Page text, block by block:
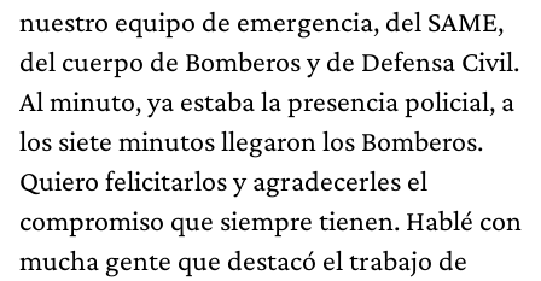
nuestro equipo de emergencia, del SAME,
del cuerpo de Bomberos y de Defensa Civil.
Al minuto, ya estaba la presencia policial, a
los siete minutos llegaron los Bomberos.
Quiero felicitarlos y agradecerles el
compromiso que siempre tienen. Hablé con
mucha gente que destacó el trabajo de